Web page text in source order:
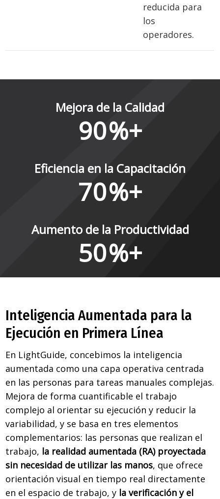
reducida para
los
operadores.
Mejora de la Calidad
90%+
Eficiencia en la Capacitación
70%+
Aumento de la Productividad
50%+
Inteligencia Aumentada para la
Ejecución en Primera Línea
En LightGuide, concebimos la inteligencia
aumentada como una capa operativa centrada
en las personas para tareas manuales complejas.
Mejora de forma cuantificable el trabajo
complejo al orientar su ejecución y reducir la
variabilidad, y se basa en tres elementos
complementarios: las personas que realizan el
trabajo, la realidad aumentada (RA) proyectada
sin necesidad de utilizar las manos, que ofrece
orientación visual en tiempo real directamente
en el espacio de trabajo, y la verificación y el